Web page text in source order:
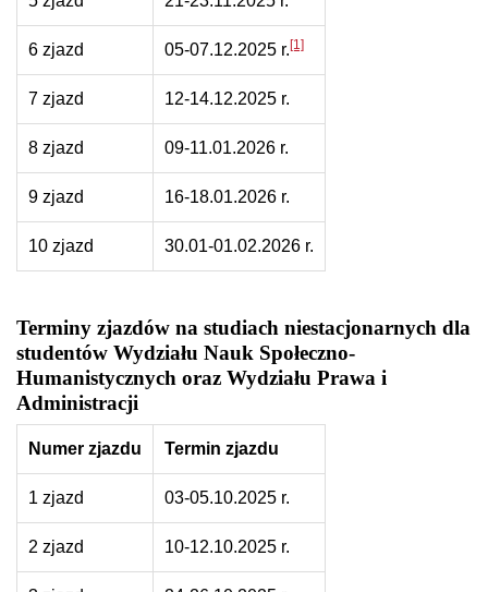
6 zjazd 05-07.12.2025 r.[1]
7 zjazd 12-14.12.2025 r.
8 zjazd 09-11.01.2026 r.
9 zjazd 16-18.01.2026 r.
10 zjazd 30.01-01.02.2026 r.
Terminy zjazdów na studiach niestacjonarnych dla
studentów Wydziału Nauk Społeczno-
Humanistycznych oraz Wydziału Prawa i
Administracji
Numer zjazdu Termin zjazdu
1 zjazd 03-05.10.2025 r.
2 zjazd 10-12.10.2025 r.